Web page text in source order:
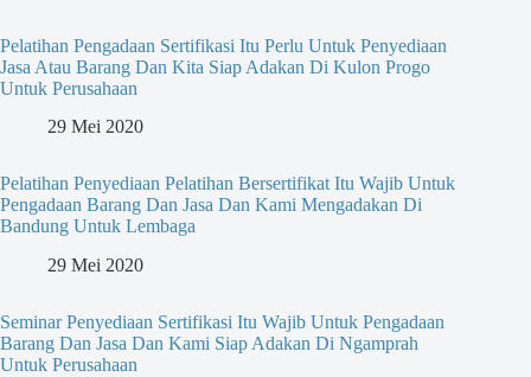
Pelatihan Pengadaan Sertifikasi Itu Perlu Untuk Penyediaan
Jasa Atau Barang Dan Kita Siap Adakan Di Kulon Progo
Untuk Perusahaan
29 Mei 2020
Pelatihan Penyediaan Pelatihan Bersertifikat Itu Wajib Untuk
Pengadaan Barang Dan Jasa Dan Kami Mengadakan Di
Bandung Untuk Lembaga
29 Mei 2020
Seminar Penyediaan Sertifikasi Itu Wajib Untuk Pengadaan
Barang Dan Jasa Dan Kami Siap Adakan Di Ngamprah
Untuk Perusahaan